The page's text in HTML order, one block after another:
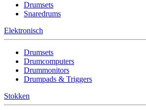
Drumsets
Snaredrums
Elektronisch
Drumsets
Drumcomputers
Drummonitors
Drumpads & Triggers
Stokken